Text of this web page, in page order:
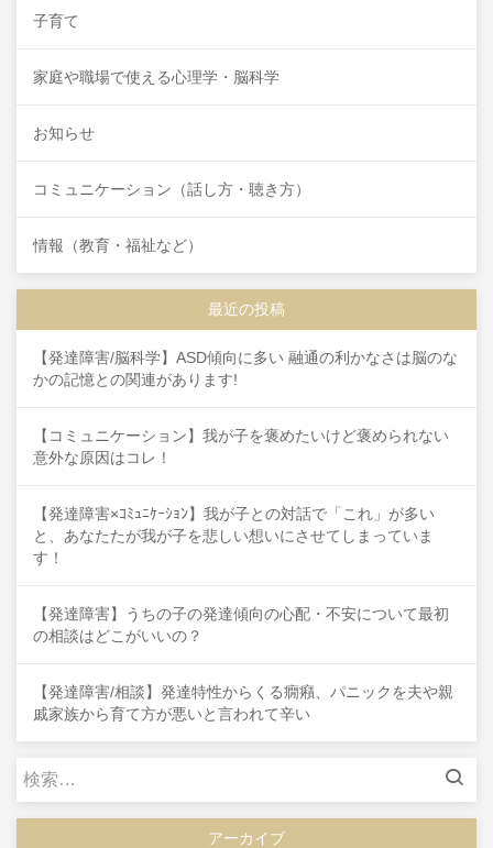
子育て
家庭や職場で使える心理学・脳科学
お知らせ
コミュニケーション（話し方・聴き方）
情報（教育・福祉など）
最近の投稿
【発達障害/脳科学】ASD傾向に多い 融通の利かなさは脳のな
かの記憶との関連があります!
【コミュニケーション】我が子を褒めたいけど褒められない
意外な原因はコレ！
【発達障害×ｺﾐｭﾆｹｰｼｮﾝ】我が子との対話で「これ」が多い
と、あなたたが我が子を悲しい想いにさせてしまっていま
す！
【発達障害】うちの子の発達傾向の心配・不安について最初
の相談はどこがいいの？
【発達障害/相談】発達特性からくる癇癪、パニックを夫や親
戚家族から育て方が悪いと言われて辛い
検
アーカイブ